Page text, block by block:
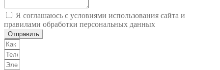
Я соглашаюсь с условиями использования сайта и
правилами обработки персональных данных
Отправить